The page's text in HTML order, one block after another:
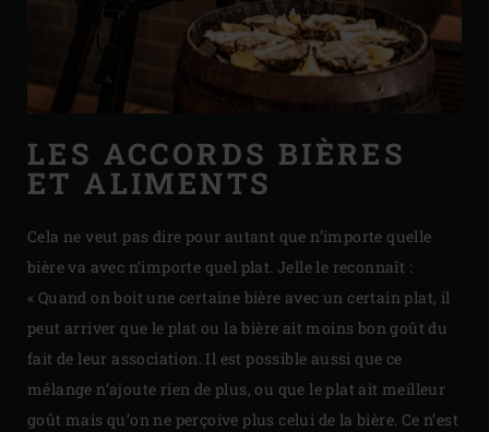
LES ACCORDS BIÈRES
ET ALIMENTS
Cela ne veut pas dire pour autant que n’importe quelle
bière va avec n’importe quel plat. Jelle le reconnaît :
« Quand on boit une certaine bière avec un certain plat, il
peut arriver que le plat ou la bière ait moins bon goût du
fait de leur association. Il est possible aussi que ce
mélange n’ajoute rien de plus, ou que le plat ait meilleur
goût mais qu’on ne perçoive plus celui de la bière. Ce n’est